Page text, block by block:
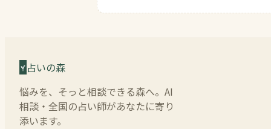
占いの森
悩みを、そっと相談できる森へ。AI
相談・全国の占い師があなたに寄り
添います。